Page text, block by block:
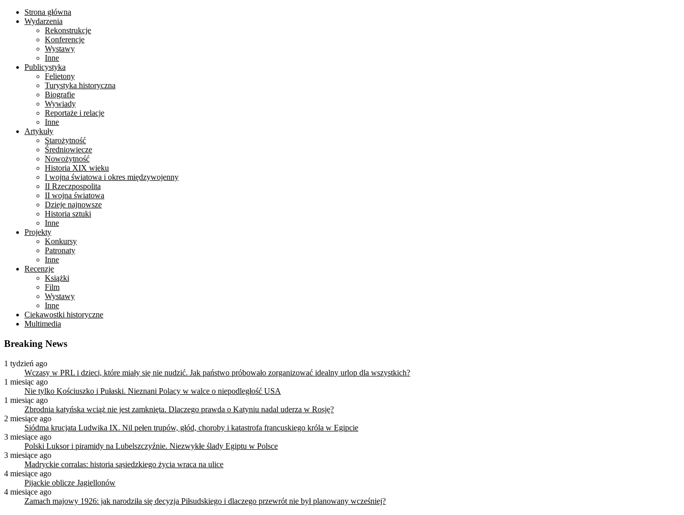
Strona główna
Wydarzenia
Rekonstrukcje
Konferencje
Wystawy
Inne
Publicystyka
Felietony
Turystyka historyczna
Biografie
Wywiady
Reportaże i relacje
Inne
Artykuły
Starożytność
Średniowiecze
Nowożytność
Historia XIX wieku
I wojna światowa i okres międzywojenny
II Rzeczpospolita
II wojna światowa
Dzieje najnowsze
Historia sztuki
Inne
Projekty
Konkursy
Patronaty
Inne
Recenzje
Książki
Film
Wystawy
Inne
Ciekawostki historyczne
Multimedia
Breaking News
1 tydzień ago
Wczasy w PRL i dzieci, które miały się nie nudzić. Jak państwo próbowało zorganizować idealny urlop dla wszystkich?
1 miesiąc ago
Nie tylko Kościuszko i Pułaski. Nieznani Polacy w walce o niepodległość USA
1 miesiąc ago
Zbrodnia katyńska wciąż nie jest zamknięta. Dlaczego prawda o Katyniu nadal uderza w Rosję?
2 miesiące ago
Siódma krucjata Ludwika IX. Nil pełen trupów, głód, choroby i katastrofa francuskiego króla w Egipcie
3 miesiące ago
Polski Luksor i piramidy na Lubelszczyźnie. Niezwykłe ślady Egiptu w Polsce
3 miesiące ago
Madryckie corralas: historia sąsiedzkiego życia wraca na ulice
4 miesiące ago
Pijackie oblicze Jagiellonów
4 miesiące ago
Zamach majowy 1926: jak narodziła się decyzja Piłsudskiego i dlaczego przewrót nie był planowany wcześniej?